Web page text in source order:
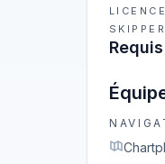
SKIPPER
Requis